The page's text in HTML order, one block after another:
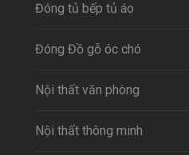
Đóng tủ bếp tủ áo
Đóng Đồ gỗ óc chó
Nội thất văn phòng
Nội thất thông minh